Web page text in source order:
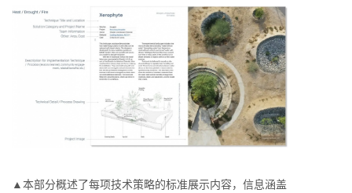
▲本部分概述了每项技术策略的标准展示内容，信息涵盖